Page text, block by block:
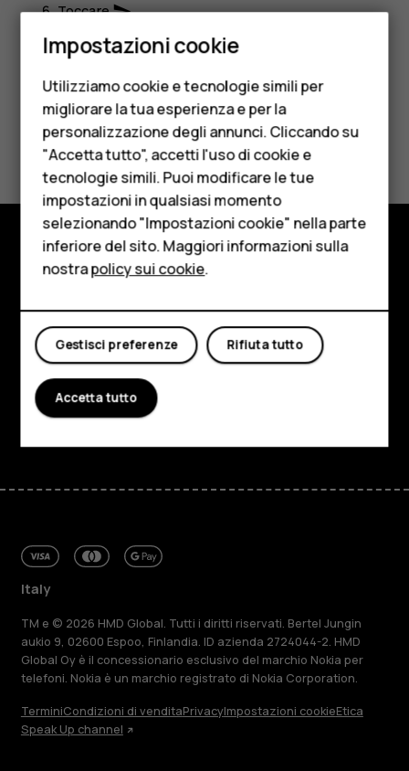
Smartphone
Cellulari
Telefoni per anziani
Accessori
HMD Terra M
Per le imprese
Tablet
Negozio
Il mio account
Toccaresend.
Ti è stato d'aiuto?
Sì No
Negozio
Informazioni su
Planet and people
Assistenza
FacebookInstagram
Tiktok
Italy
TM e © 2026 HMD Global. Tutti i diritti riservati. Bertel Jungin
aukio 9, 02600 Espoo, Finlandia. ID azienda 2724044-2. HMD
Global Oy è il concessionario esclusivo del marchio Nokia per
telefoni. Nokia è un marchio registrato di Nokia Corporation.
TerminiCondizioni di venditaPrivacyImpostazioni cookieEtica
Speak Up channel
Impostazioni cookie
Utilizziamo cookie e tecnologie simili per
migliorare la tua esperienza e per la
personalizzazione degli annunci. Cliccando su
"Accetta tutto", accetti l'uso di cookie e
tecnologie simili. Puoi modificare le tue
impostazioni in qualsiasi momento
selezionando "Impostazioni cookie" nella parte
inferiore del sito. Maggiori informazioni sulla
nostrapolicy sui cookie.
Rifiuta tutto
Gestisci preferenze
Accetta tutto